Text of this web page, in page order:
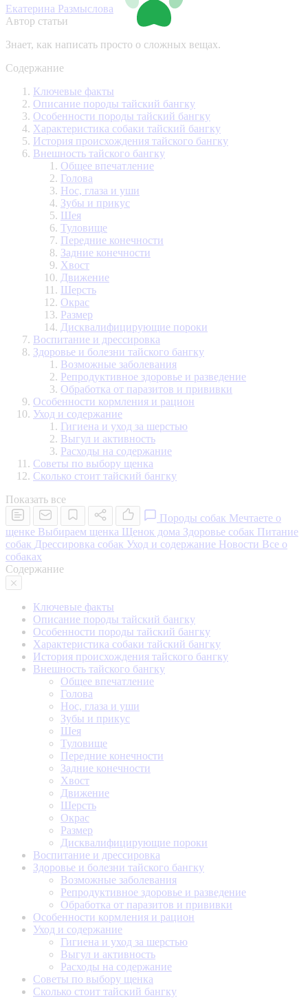
Екатерина Размыслова
Автор статьи
Знает, как написать просто о сложных вещах.
Содержание
Ключевые факты
Описание породы тайский бангку
Особенности породы тайский бангку
Характеристика собаки тайский бангку
История происхождения тайского бангку
Внешность тайского бангку
Общее впечатление
Голова
Нос, глаза и уши
Зубы и прикус
Шея
Туловище
Передние конечности
Задние конечности
Хвост
Движение
Шерсть
Окрас
Размер
Дисквалифицирующие пороки
Воспитание и дрессировка
Здоровье и болезни тайского бангку
Возможные заболевания
Репродуктивное здоровье и разведение
Обработка от паразитов и прививки
Особенности кормления и рацион
Уход и содержание
Гигиена и уход за шерстью
Выгул и активность
Расходы на содержание
Советы по выбору щенка
Сколько стоит тайский бангку
Показать все
Породы собак Мечтаете о
щенке Выбираем щенка Щенок дома Здоровье собак Питание
собак Дрессировка собак Уход и содержание Новости Все о
собаках
Содержание
Ключевые факты
Описание породы тайский бангку
Особенности породы тайский бангку
Характеристика собаки тайский бангку
История происхождения тайского бангку
Внешность тайского бангку
Общее впечатление
Голова
Нос, глаза и уши
Зубы и прикус
Шея
Туловище
Передние конечности
Задние конечности
Хвост
Движение
Шерсть
Окрас
Размер
Дисквалифицирующие пороки
Воспитание и дрессировка
Здоровье и болезни тайского бангку
Возможные заболевания
Репродуктивное здоровье и разведение
Обработка от паразитов и прививки
Особенности кормления и рацион
Уход и содержание
Гигиена и уход за шерстью
Выгул и активность
Расходы на содержание
Советы по выбору щенка
Сколько стоит тайский бангку